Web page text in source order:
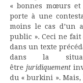
« bonnes mœurs
porte à une
moins le cas d’un
public ». Ceci ne
dans un texte
dans la
être juridiquement
du « burkini ». Mais,